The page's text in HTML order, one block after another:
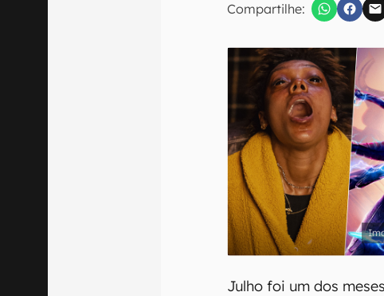
Compartilhe:
Confirmo que li,
Julho foi um dos